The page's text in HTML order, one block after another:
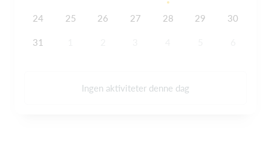
24 25 26 27 28 29 30
31
Ingen aktiviteter denne dag